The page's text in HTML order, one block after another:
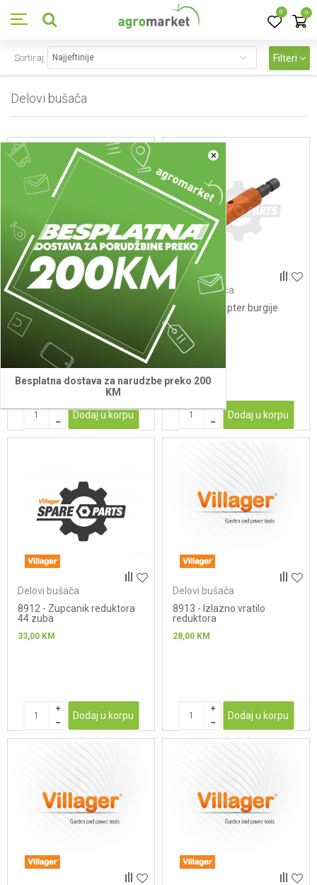
0 0
×
Besplatna dostava za narudzbe preko 200
KM
Delovi bušača
Sortiraj Filteri
Delovi bušača
3004100 - Kandzasta
spojnica - kuciste kvacila
29,00
Dodaj u korpu
Delovi bušača
53684 - Adapter burgije
10,00
Dodaj u korpu
Delovi bušača
8912 - Zupcanik reduktora
44 zuba
33,00 KM
Dodaj u korpu
Delovi bušača
8913 - Izlazno vratilo
reduktora
28,00 KM
Dodaj u korpu